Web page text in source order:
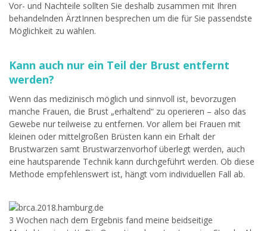
Vor- und Nachteile sollten Sie deshalb zusammen mit Ihren
behandelnden ÄrztInnen besprechen um die für Sie passendste
Möglichkeit zu wählen.
Kann auch nur ein Teil der Brust entfernt
werden?
Wenn das medizinisch möglich und sinnvoll ist, bevorzugen
manche Frauen, die Brust „erhaltend“ zu operieren – also das
Gewebe nur teilweise zu entfernen. Vor allem bei Frauen mit
kleinen oder mittelgroßen Brüsten kann ein Erhalt der
Brustwarzen samt Brustwarzenvorhof überlegt werden, auch
eine hautsparende Technik kann durchgeführt werden. Ob diese
Methode empfehlenswert ist, hängt vom individuellen Fall ab.
3 Wochen nach dem Ergebnis fand meine beidseitige